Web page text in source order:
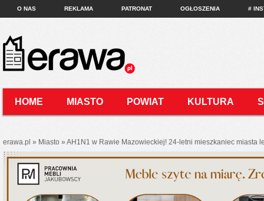
O NAS REKLAMA PATRONAT OGŁOSZENIA #
HOME MIASTO POWIAT KULTURA
erawa.pl » Miasto »AH1N1 w Rawie Mazowieckiej! 24-letni mieszkaniec